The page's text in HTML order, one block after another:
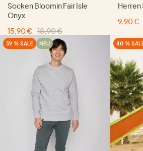
Socken Bloomin Fair Isle
Onyx
15,90 €
18,90 €
Herren
9,90 €
39 % SALE NEU 40 %